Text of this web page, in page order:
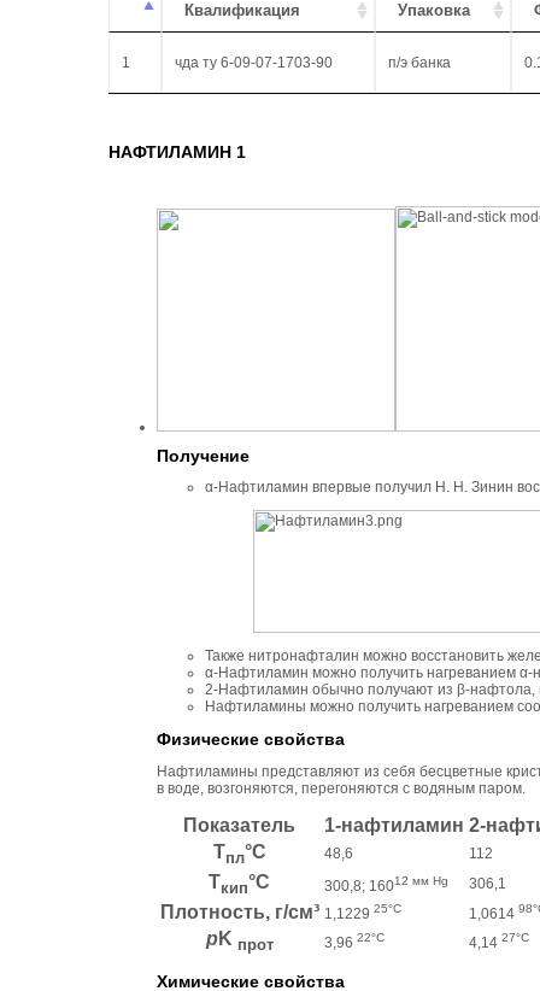
Квалификация Упаковка
1 чда ту 6-09-07-1703-90 п/э банка
НАФТИЛАМИН 1
Получение
α-Нафтиламин впервые получил Н. Н. Зинин
Также нитронафталин можно восстановить
α-Нафтиламин можно получить нагреванием α-
2-Нафтиламин обычно получают из β-нафтола,
Нафтиламины можно получить нагреванием
Физические свойства
Нафтиламины представляют из себя бесцветные
в воде, возгоняются, перегоняются с водяным паром.
Показатель 1-нафтиламин 2-
Tпл°C 48,6 112
Tкип°C 300,8; 16012 мм Hg 306,1
Плотность, г/см³ 1,1229 25°C 1,0614
pK прот 3,96 22°C 4,14 27°C
Химические свойства